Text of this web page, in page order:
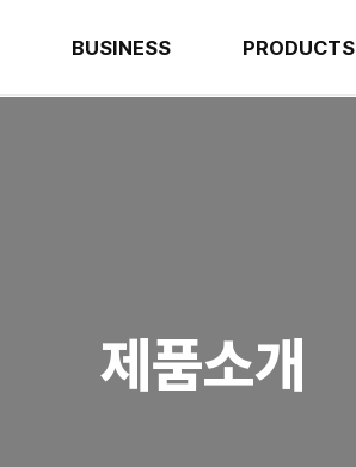
BUSINESS PRODUCTS
제품소개